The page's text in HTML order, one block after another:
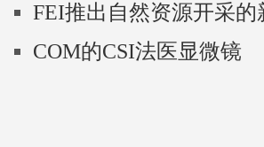
FEI推出自然资源开采的
COM的CSI法医显微镜